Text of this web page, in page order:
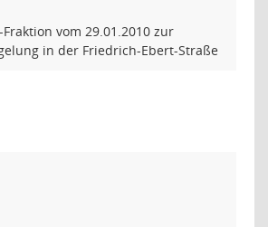
vom 29.01.2010 zur
in der Friedrich-Ebert-Straße